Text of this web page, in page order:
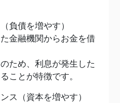
負債を増やす）
金融機関からお金を借
ため、利息が発生した
ことが特徴です。
ス（資本を増やす）